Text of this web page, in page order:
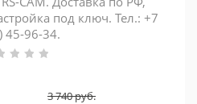
под ключ. Тел.: +7
45-96-34.
3 740руб.